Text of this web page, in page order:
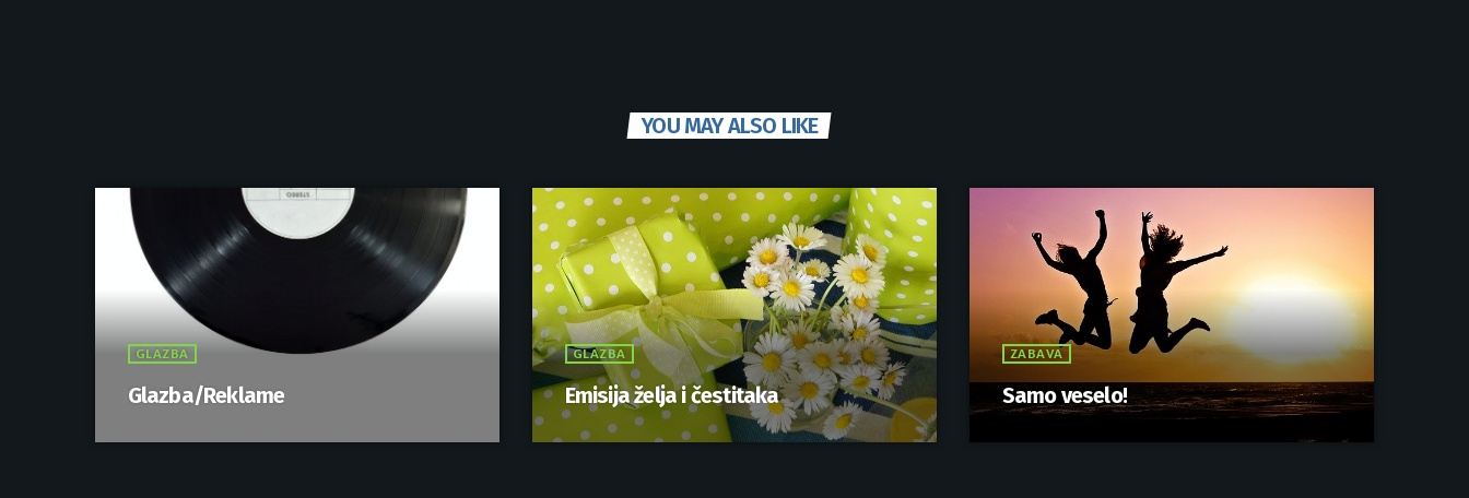
YOU MAY ALSO LIKE
GLAZBA
Glazba/Reklame
GLAZBA
Emisija želja i čestitaka
ZABAVA
Samo veselo!